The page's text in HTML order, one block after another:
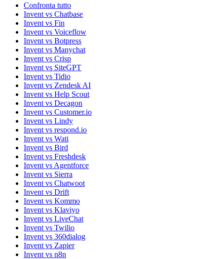
Confronta tutto
Invent vs Chatbase
Invent vs Fin
Invent vs Voiceflow
Invent vs Botpress
Invent vs Manychat
Invent vs Crisp
Invent vs SiteGPT
Invent vs Tidio
Invent vs Zendesk AI
Invent vs Help Scout
Invent vs Decagon
Invent vs Customer.io
Invent vs Lindy
Invent vs respond.io
Invent vs Wati
Invent vs Bird
Invent vs Freshdesk
Invent vs Agentforce
Invent vs Sierra
Invent vs Chatwoot
Invent vs Drift
Invent vs Kommo
Invent vs Klaviyo
Invent vs LiveChat
Invent vs Twilio
Invent vs 360dialog
Invent vs Zapier
Invent vs n8n